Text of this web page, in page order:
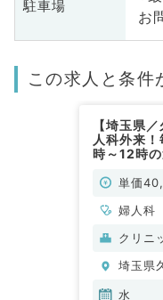
駐車場
お
この求人と条件
【埼玉県
人科外来
時～12時
単価
婦人科
クリニ
埼玉県
水